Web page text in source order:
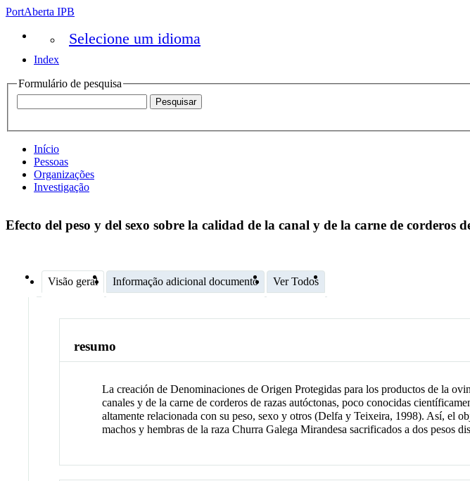
PortAberta IPB
Selecione um idioma
Index
Formulário de pesquisa
Início
Pessoas
Organizações
Investigação
Efecto del peso y del sexo sobre la calidad de la canal y de la carne de corderos
Visão geral Informação adicional documento Ver Todos
resumo
La creación de Denominaciones de Origen Protegidas para los productos de la
canales y de la carne de corderos de razas autóctonas, poco conocidas
altamente relacionada con su peso, sexo y otros (Delfa y Teixeira, 1998). Así, el
machos y hembras de la raza Churra Galega Mirandesa sacrificados a dos pesos